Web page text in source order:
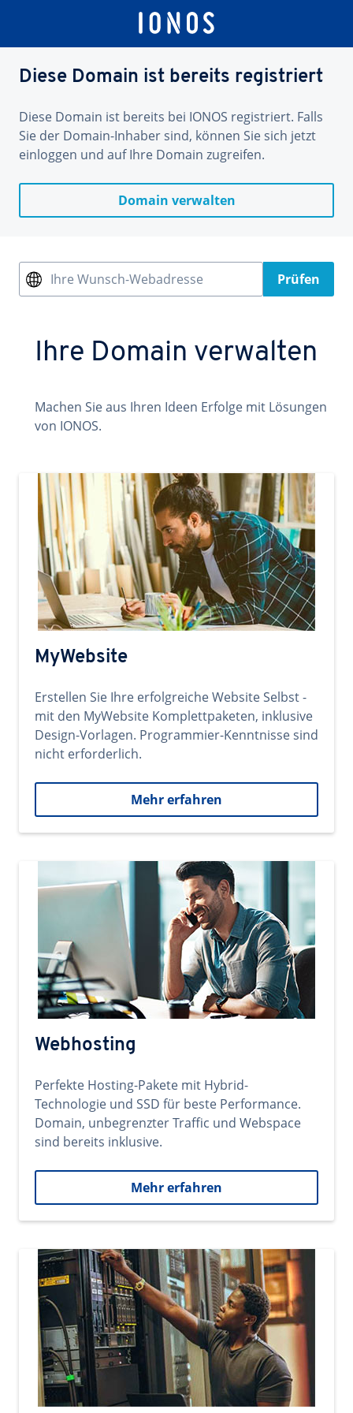
Diese Domain ist bereits registriert
Diese Domain ist bereits bei IONOS registriert. Falls
Sie der Domain-Inhaber sind, können Sie sich jetzt
einloggen und auf Ihre Domain zugreifen.
Domain verwalten
Ihre Wunsch-Webadresse Prüfen
Ihre Domain verwalten
Machen Sie aus Ihren Ideen Erfolge mit Lösungen
von IONOS.
MyWebsite
Erstellen Sie Ihre erfolgreiche Website Selbst -
mit den MyWebsite Komplettpaketen, inklusive
Design-Vorlagen. Programmier-Kenntnisse sind
nicht erforderlich.
Mehr erfahren
Webhosting
Perfekte Hosting-Pakete mit Hybrid-
Technologie und SSD für beste Performance.
Domain, unbegrenzter Traffic und Webspace
sind bereits inklusive.
Mehr erfahren